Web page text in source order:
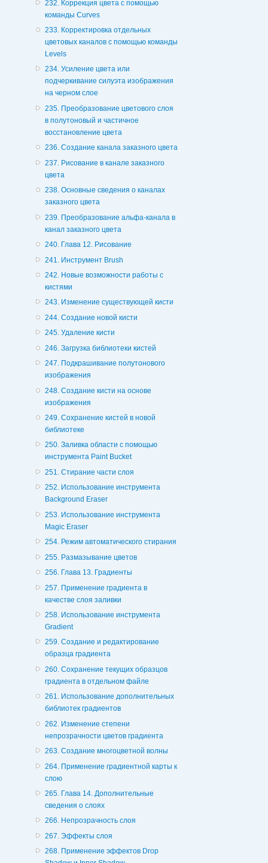
232. Коррекция цвета с помощью
команды Curves
233. Корректировка отдельных
цветовых каналов с помощью команды
Levels
234. Усиление цвета или
подчеркивание силуэта изображения
на черном слое
235. Преобразование цветового слоя
в полутоновый и частичное
восстановление цвета
236. Создание канала заказного цвета
237. Рисование в канале заказного
цвета
238. Основные сведения о каналах
заказного цвета
239. Преобразование альфа-канала в
канал заказного цвета
240. Глава 12. Рисование
241. Инструмент Brush
242. Новые возможности работы с
кистями
243. Изменение существующей кисти
244. Создание новой кисти
245. Удаление кисти
246. Загрузка библиотеки кистей
247. Подкрашивание полутонового
изображения
248. Создание кисти на основе
изображения
249. Сохранение кистей в новой
библиотеке
250. Заливка области с помощью
инструмента Paint Bucket
251. Стирание части слоя
252. Использование инструмента
Background Eraser
253. Использование инструмента
Magic Eraser
254. Режим автоматического стирания
255. Размазывание цветов
256. Глава 13. Градиенты
257. Применение градиента в
качестве слоя заливки
258. Использование инструмента
Gradient
259. Создание и редактирование
образца градиента
260. Сохранение текущих образцов
градиента в отдельном файле
261. Использование дополнительных
библиотек градиентов
262. Изменение степени
непрозрачности цветов градиента
263. Создание многоцветной волны
264. Применение градиентной карты к
слою
265. Глава 14. Дополнительные
сведения о слоях
266. Непрозрачность слоя
267. Эффекты слоя
268. Применение эффектов Drop